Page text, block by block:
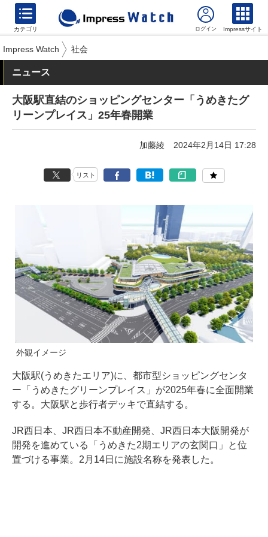
カテゴリ Impressサイト
Impress Watch 社会
ニュース
大阪駅直結のショッピングセンター「うめきたグ
リーンプレイス」25年春開業
加藤綾 2024年2月14日 17:28
リスト
外観イメージ
大阪駅(うめきたエリア)に、都市型ショッピングセンタ
ー「うめきたグリーンプレイス」が2025年春に全面開業
する。大阪駅と歩行者デッキで直結する。
JR西日本、JR西日本不動産開発、JR西日本大阪開発が
開発を進めている「うめきた2期エリアの玄関口」と位
置づける事業。2月14日に施設名称を発表した。